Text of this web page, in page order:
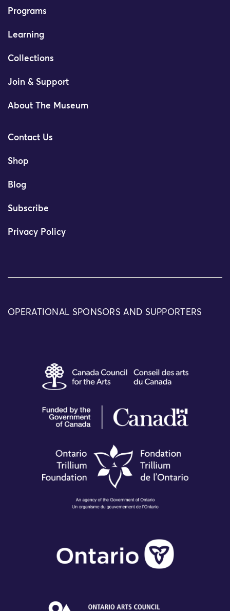
Programs
Learning
Collections
Join & Support
About The Museum
Contact Us
Shop
Blog
Subscribe
Privacy Policy
OPERATIONAL SPONSORS AND SUPPORTERS